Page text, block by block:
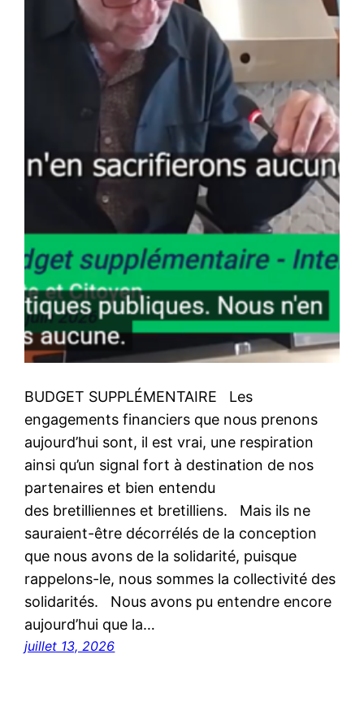
BUDGET SUPPLÉMENTAIRE Les
engagements financiers que nous prenons
aujourd’hui sont, il est vrai, une respiration
ainsi qu’un signal fort à destination de nos
partenaires et bien entendu
des bretilliennes et bretilliens. Mais ils ne
sauraient-être décorrélés de la conception
que nous avons de la solidarité, puisque
rappelons-le, nous sommes la collectivité des
solidarités. Nous avons pu entendre encore
aujourd’hui que la…
juillet 13, 2026